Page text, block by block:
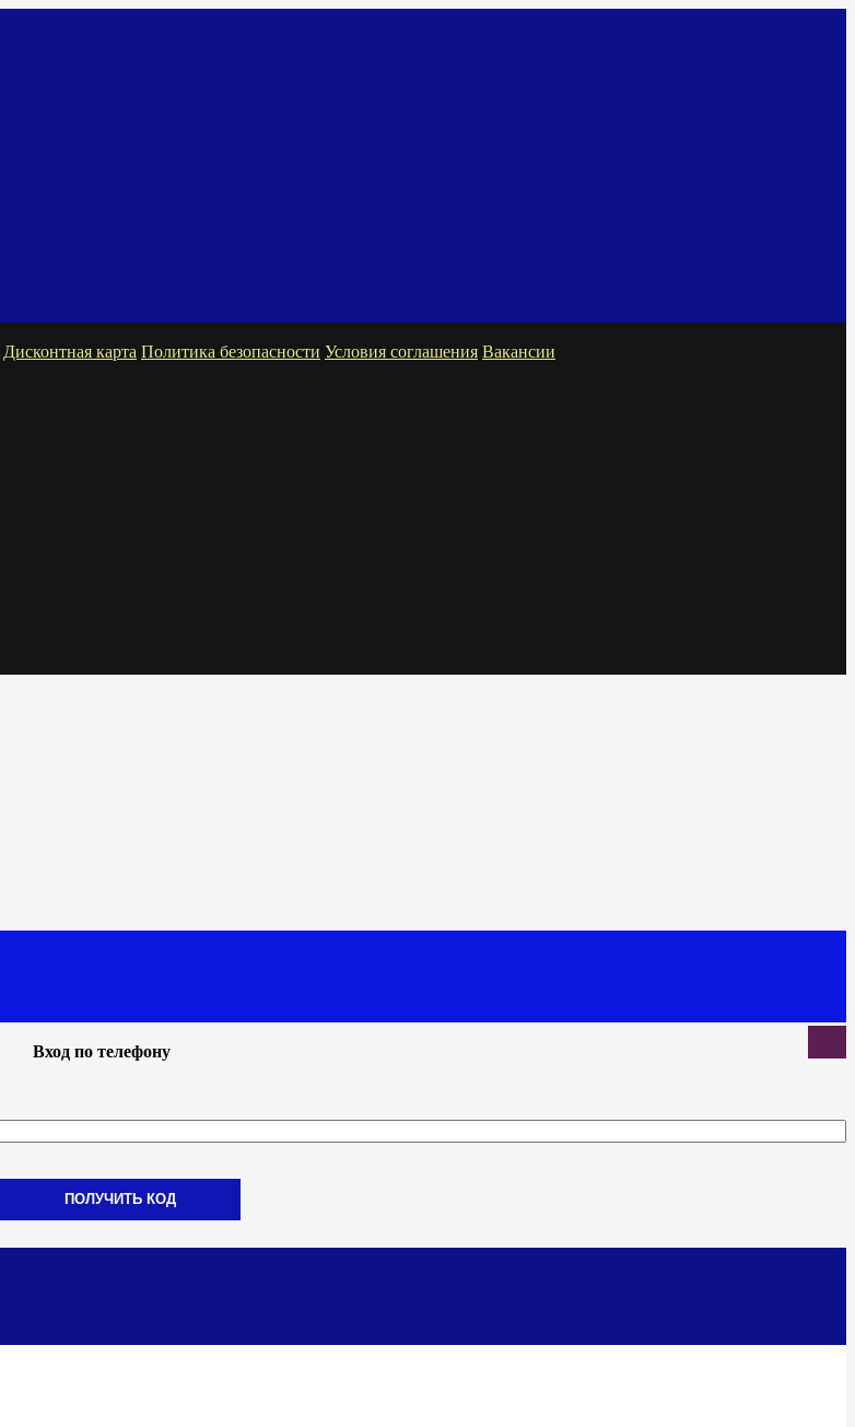
Дисконтная карта Политика безопасности Условия соглашения Вакансии
Вход по телефону
ПОЛУЧИТЬ КОД